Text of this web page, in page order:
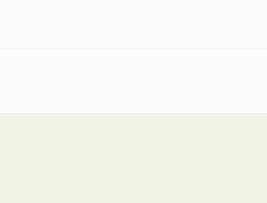
monitor por impedancia en líneas aisladas hospitalarias